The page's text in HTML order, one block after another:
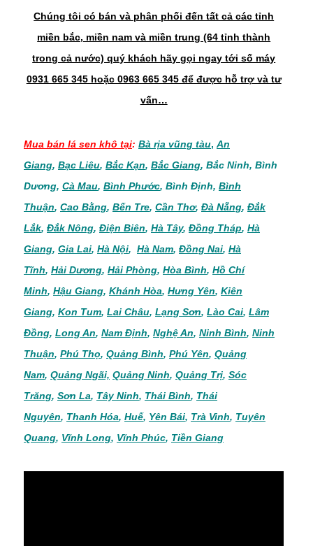
Chúng tôi có bán và phân phối đến tất cả các tỉnh
miền bắc, miền nam và miền trung (64 tỉnh thành
trong cả nước) quý khách hãy gọi ngay tới số máy
0931 665 345 hoặc 0963 665 345 để được hỗ trợ và tư
vấn…
Mua bán lá sen khô tại: Bà rịa vũng tàu, An
Giang, Bạc Liêu, Bắc Kạn, Bắc Giang, Bắc Ninh, Bình
Dương, Cà Mau, Bình Phước, Bình Định, Bình
Thuận, Cao Bằng, Bến Tre, Cần Thơ, Đà Nẵng, Đắk
Lắk, Đắk Nông, Điện Biên, Hà Tây, Đồng Tháp, Hà
Giang, Gia Lai, Hà Nội, Hà Nam, Đồng Nai, Hà
Tĩnh, Hải Dương, Hải Phòng, Hòa Bình, Hồ Chí
Minh, Hậu Giang, Khánh Hòa, Hưng Yên, Kiên
Giang, Kon Tum, Lai Châu, Lạng Sơn, Lào Cai, Lâm
Đồng, Long An, Nam Định, Nghệ An, Ninh Bình, Ninh
Thuận, Phú Thọ, Quảng Bình, Phú Yên, Quảng
Nam, Quảng Ngãi, Quảng Ninh, Quảng Trị, Sóc
Trăng, Sơn La, Tây Ninh, Thái Bình, Thái
Nguyên, Thanh Hóa, Huế, Yên Bái, Trà Vinh, Tuyên
Quang, Vĩnh Long, Vĩnh Phúc, Tiền Giang